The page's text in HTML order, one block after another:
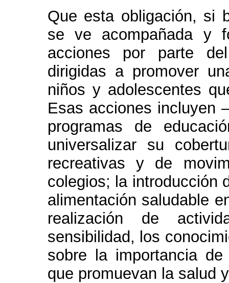
Que esta obligación, si
se ve acompañada y
acciones por parte
dirigidas a promover
niños y adolescentes
Esas acciones incluyen
programas de
universalizar su
recreativas y de
colegios; la introducción
alimentación saludable
realización de
sensibilidad, los
sobre la importancia
que promuevan la salud